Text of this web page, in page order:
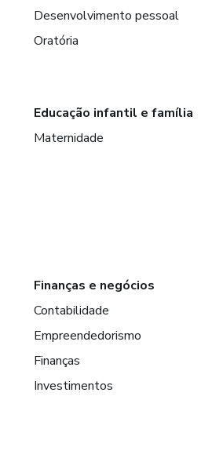
Desenvolvimento pessoal
Oratória
Educação infantil e família
Maternidade
Finanças e negócios
Contabilidade
Empreendedorismo
Finanças
Investimentos